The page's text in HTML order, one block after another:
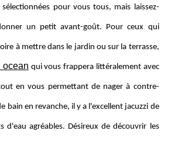
pour vous tous, mais laissez-
un petit avant-goût. Pour ceux qui
à mettre dans le jardin ou sur la terrasse,
ocean qui vous frappera littéralement avec
en vous permettant de nager à contre-
bain en revanche, il y a l'excellent jacuzzi de
d'eau agréables. Désireux de découvrir les